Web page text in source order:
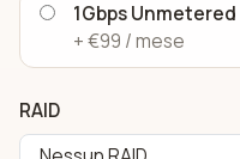
1Gbps
+ €99 / mese
RAID